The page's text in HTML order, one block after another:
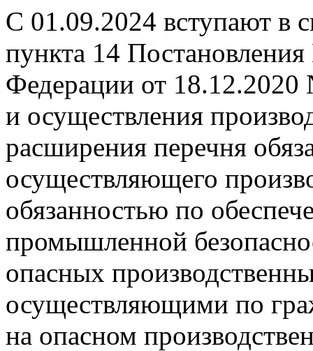
С 01.09.2024 вступают в
пункта 14
Федерации от
и осуществления
расширения перечня
осуществляющего
обязанностью по
промышленной
опасных
осуществляющими по
на опасном